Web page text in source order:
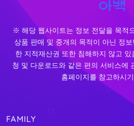
※ 해당 웹사이트는 정보 전달을 목적
상품 판매 및 중개의 목적이 아닌 정
한 지적재산권 또한 침해하지 않고 있
청 및 다운로드와 같은 편의 서비스에
홈페이지를 참고하시
FAMILY